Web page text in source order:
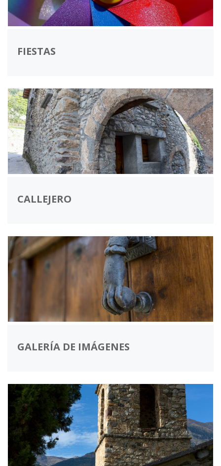
FIESTAS
CALLEJERO
GALERÍA DE IMÁGENES